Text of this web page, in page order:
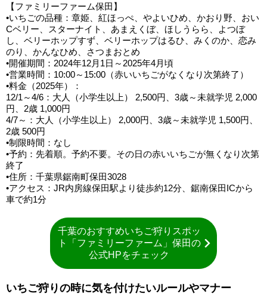
【ファミリーファーム保田】
•いちごの品種：章姫、紅ほっぺ、やよいひめ、かおり野、おい
Cベリー、スターナイト、あまえくぼ、ほしうらら、よつぼ
し、ベリーホップすず、ベリーホップはるひ、みくのか、恋み
のり、かんなひめ、さつまおとめ
•開催期間：2024年12月1日～2025年4月頃
•営業時間：10:00～15:00（赤いいちごがなくなり次第終了）
•料金（2025年）：
12/1～4/6：大人（小学生以上） 2,500円、3歳～未就学児 2,000
円、2歳 1,000円
4/7～：大人（小学生以上） 2,000円、3歳～未就学児 1,500円、
2歳 500円
•制限時間：なし
•予約：先着順。予約不要。その日の赤いいちごが無くなり次第
終了
•住所：千葉県鋸南町保田3028
•アクセス：JR内房線保田駅より徒歩約12分、鋸南保田ICから
車で約1分
千葉のおすすめいちご狩りスポッ
ト「ファミリーファーム」保田の
公式HPをチェック
いちご狩りの時に気を付けたいルールやマナー